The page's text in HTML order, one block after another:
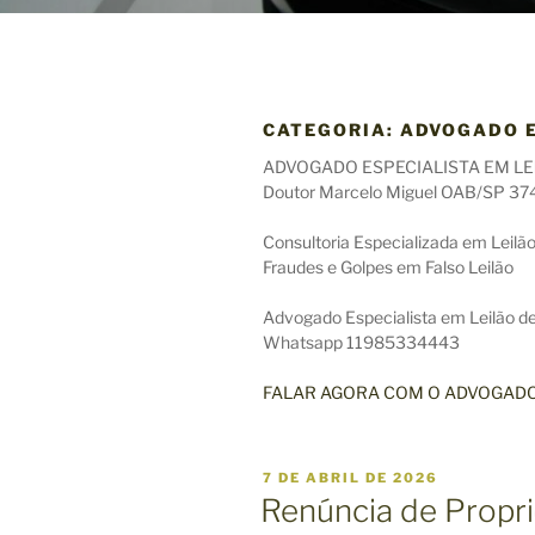
CATEGORIA: ADVOGADO
ADVOGADO ESPECIALISTA EM
Doutor Marcelo Miguel OAB/SP
Consultoria Especializada em
Fraudes e Golpes em Falso Leilão
Advogado Especialista em Leilão
Whatsapp 11985334443
FALAR AGORA COM O
P
U
B
7 DE ABRIL DE 2026
Renúncia de